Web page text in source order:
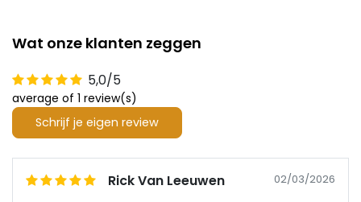
Wat onze klanten zeggen
5,0/5
average of 1 review(s)
Schrijf je eigen review
Rick Van Leeuwen 02/03/2026